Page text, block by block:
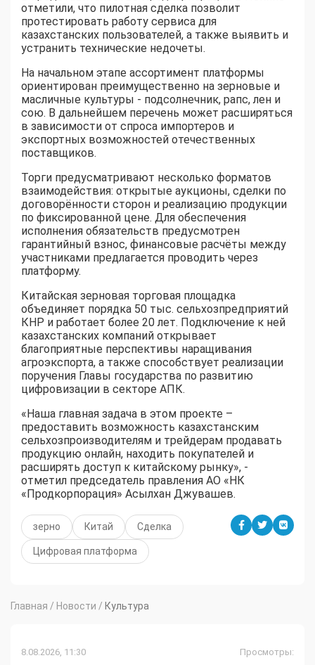
отметили, что пилотная сделка позволит
протестировать работу сервиса для
казахстанских пользователей, а также выявить и
устранить технические недочеты.
На начальном этапе ассортимент платформы
ориентирован преимущественно на зерновые и
масличные культуры - подсолнечник, рапс, лен и
сою. В дальнейшем перечень может расширяться
в зависимости от спроса импортеров и
экспортных возможностей отечественных
поставщиков.
Торги предусматривают несколько форматов
взаимодействия: открытые аукционы, сделки по
договорённости сторон и реализацию продукции
по фиксированной цене. Для обеспечения
исполнения обязательств предусмотрен
гарантийный взнос, финансовые расчёты между
участниками предлагается проводить через
платформу.
Китайская зерновая торговая площадка
объединяет порядка 50 тыс. сельхозпредприятий
КНР и работает более 20 лет. Подключение к ней
казахстанских компаний открывает
благоприятные перспективы наращивания
агроэкспорта, а также способствует реализации
поручения Главы государства по развитию
цифровизации в секторе АПК.
«Наша главная задача в этом проекте –
предоставить возможность казахстанским
сельхозпроизводителям и трейдерам продавать
продукцию онлайн, находить покупателей и
расширять доступ к китайскому рынку», -
отметил председатель правления АО «НК
«Продкорпорация» Асылхан Джувашев.
зерно Китай Сделка
Цифровая платформа
Главная / Новости / Культура
8.08.2026, 11:30 Просмотры: